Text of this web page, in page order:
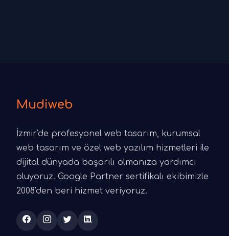
Mudiweb
İzmir'de profesyonel web tasarım, kurumsal
web tasarım ve özel web yazılım hizmetleri ile
dijital dünyada başarılı olmanıza yardımcı
oluyoruz. Google Partner sertifikalı ekibimizle
2008'den beri hizmet veriyoruz.